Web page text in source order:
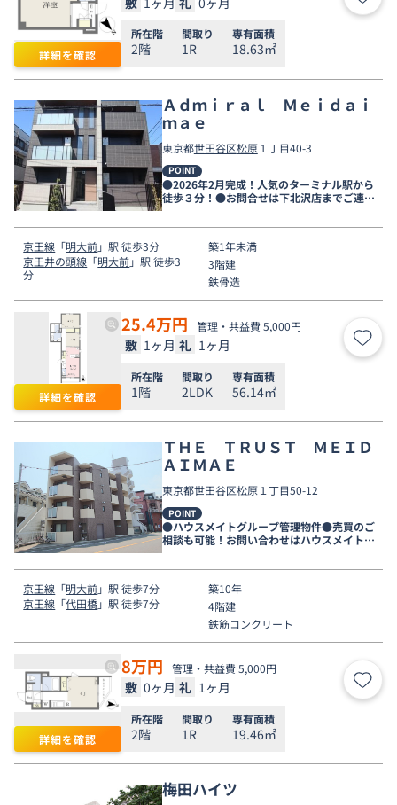
詳細を確認
所在階
2階
間取り
1R
専有面積
18.63㎡
Ａｄｍｉｒａｌ Ｍｅｉｄａｉ
ｍａｅ
東京都世田谷区松原１丁目40-3
POINT
●2026年2月完成！人気のターミナル駅から
徒歩３分！●お問合せは下北沢店までご連絡
くださいませ
京王線 「明大前」駅 徒歩3分
京王井の頭線 「明大前」駅 徒歩3
分
築1年未満
3階建
鉄骨造
詳細を確認
25.4万円 管理・共益費 5,000円
敷 1ヶ月 礼 1ヶ月 お気
所在階
1階
間取り
2LDK
専有面積
56.14㎡
ＴＨＥ ＴＲＵＳＴ ＭＥＩＤ
ＡＩＭＡＥ
東京都世田谷区松原１丁目50-12
POINT
●ハウスメイトグループ管理物件●売買のご
相談も可能！お問い合わせはハウスメイトシ
ョップ下北沢店まで●
京王線 「明大前」駅 徒歩7分
京王線 「代田橋」駅 徒歩7分
築10年
4階建
鉄筋コンクリート
詳細を確認
8万円 管理・共益費 5,000円
敷 0ヶ月 礼 1ヶ月 お気
所在階
2階
間取り
1R
専有面積
19.46㎡
梅田ハイツ